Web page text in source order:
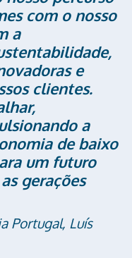
com o nosso
a
e
clientes.
a
de baixo
um futuro
gerações
Portugal, Luís